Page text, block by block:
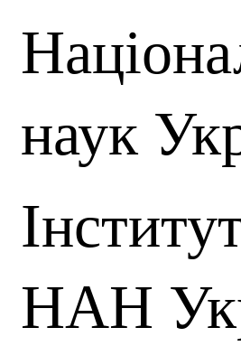
наук
НАН